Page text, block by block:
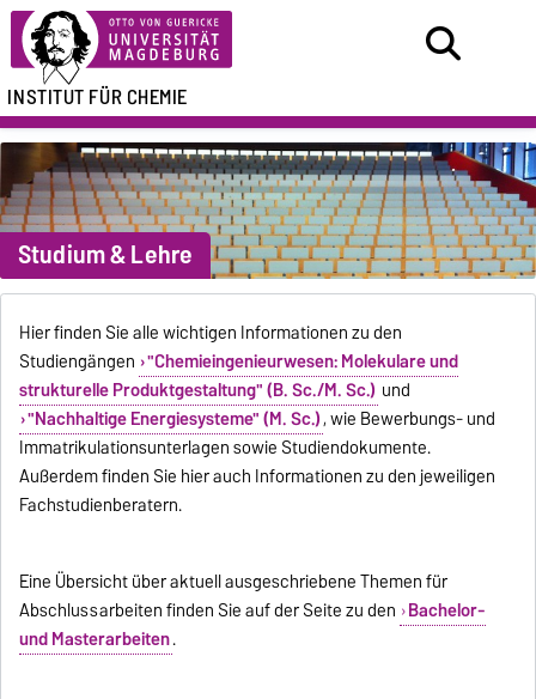
INSTITUT FÜR CHEMIE
Studium & Lehre
Hier finden Sie alle wichtigen Informationen zu den
Studiengängen "Chemieingenieurwesen: Molekulare und
strukturelle Produktgestaltung" (B. Sc./M. Sc.) und
"Nachhaltige Energiesysteme" (M. Sc.), wie Bewerbungs- und
Immatrikulationsunterlagen sowie Studiendokumente.
Außerdem finden Sie hier auch Informationen zu den jeweiligen
Fachstudienberatern.
Eine Übersicht über aktuell ausgeschriebene Themen für
Abschlussarbeiten finden Sie auf der Seite zu den Bachelor-
und Masterarbeiten.